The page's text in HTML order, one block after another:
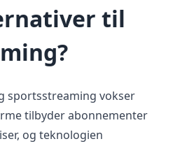
til
sportsstreaming vokser
tilbyder abonnementer
og teknologien